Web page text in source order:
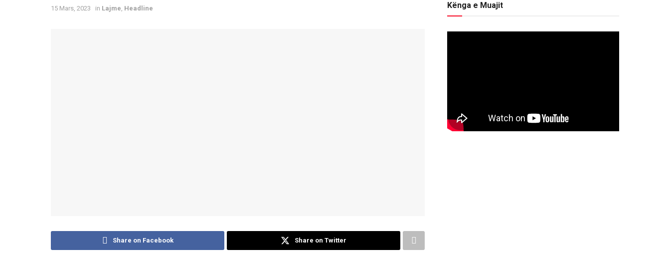
15 Mars, 2023 in Lajme Headline
Share on Facebook Share on Twitter
Kënga e Muajit